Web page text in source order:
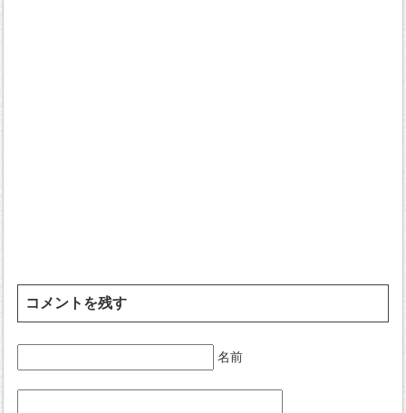
コメントを残す
名前